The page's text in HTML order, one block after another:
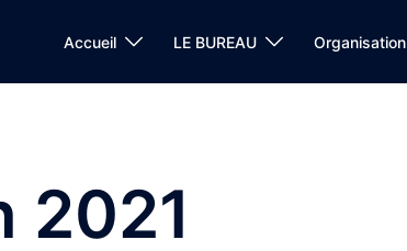
Accueil LE BUREAU Organisation
2021